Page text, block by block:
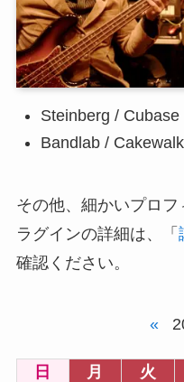
Steinberg / Cubase
Bandlab / Cakewalk
その他、細かいプロ
ラグインの詳細は、「
確認ください。
«
日 月 火